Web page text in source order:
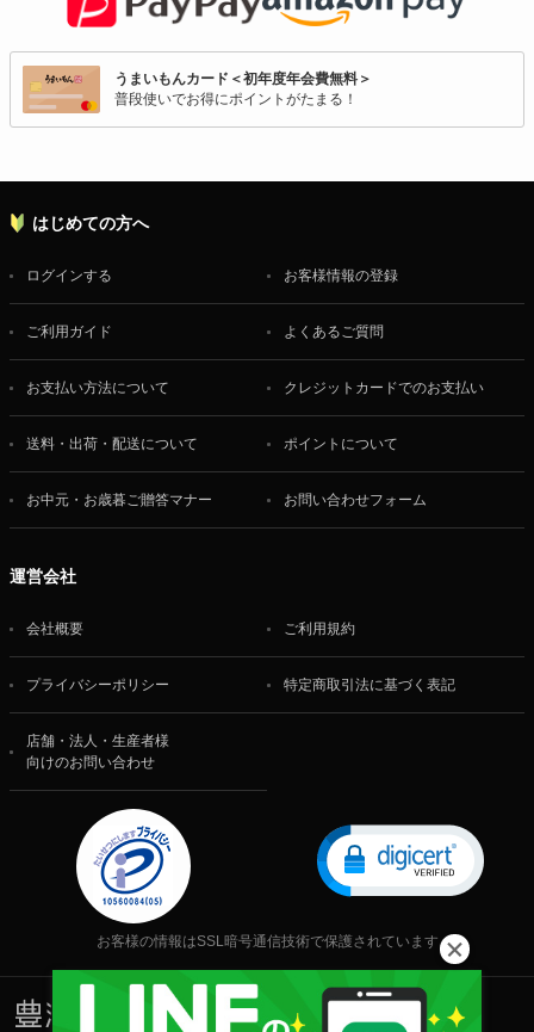
うまいもんカード＜初年度年会費無料＞
普段使いでお得にポイントがたまる！
はじめての方へ
ログインする お客様情報の登録
ご利用ガイド よくあるご質問
お支払い方法について クレジットカードでのお支払い
送料・出荷・配送について ポイントについて
お中元・お歳暮ご贈答マナー お問い合わせフォーム
運営会社
会社概要 ご利用規約
プライバシーポリシー 特定商取引法に基づく表記
店舗・法人・生産者様
向けのお問い合わせ
お客様の情報はSSL暗号通信技術で保護されています